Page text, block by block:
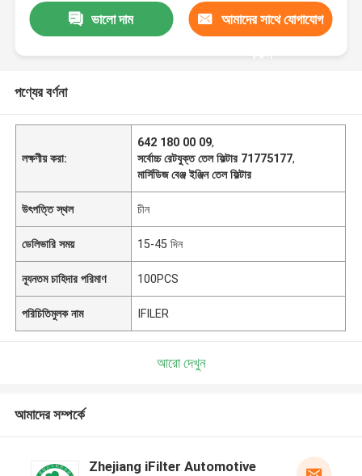
ভালো দাম আমাদের সাথে যোগাযোগ
করুন
পণ্যের বর্ণনা
লক্ষণীয় করা:
642 180 00 09,
সর্বোচ্চ রেটযুক্ত তেল ফিল্টার 71775177,
মার্সিডিজ বেঞ্জ ইঞ্জিন তেল ফিল্টার
উৎপত্তি স্থল চীন
ডেলিভারি সময় 15-45 দিন
ন্যূনতম চাহিদার পরিমাণ 100PCS
পরিচিতিমুলক নাম IFILER
আরো দেখুন
আমাদের সম্পর্কে
Zhejiang iFilter Automotive